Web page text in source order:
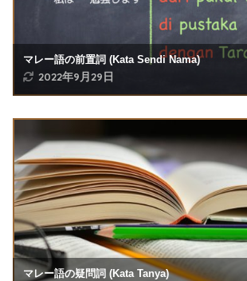
マレー語の前置詞 (Kata Sendi Nama)
2022年9月29日
マレー語の疑問詞 (Kata Tanya)